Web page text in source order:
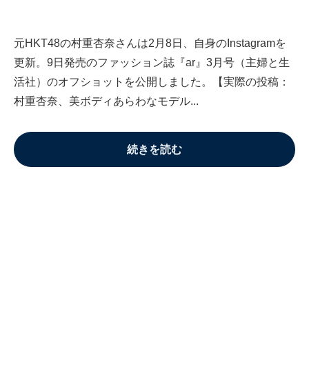
元HKT48の村重杏奈さんは2月8日、自身のInstagramを
更新。9日発売のファッション誌『ar』3月号（主婦と生
活社）のオフショットを公開しました。【実際の投稿：
村重杏奈、美ボディあらわなモデル...
続きを読む